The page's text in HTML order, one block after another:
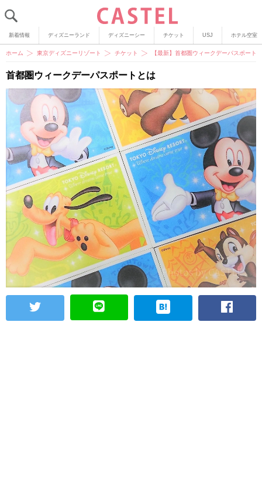
新着情報 ディズニーランド ディズニーシー チケット USJ ホテル空室
ホーム 東京ディズニーリゾート チケット 【最新】首都圏ウィークデーパスポー
首都圏ウィークデーパスポートとは